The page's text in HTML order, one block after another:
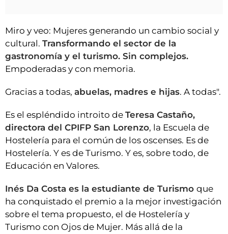
Miro y veo: Mujeres generando un cambio social y
cultural. Transformando el sector de la
gastronomía y el turismo. Sin complejos.
Empoderadas y con memoria.
Gracias a todas, abuelas, madres e hijas. A todas".
Es el espléndido introito de Teresa Castaño,
directora del CPIFP San Lorenzo, la Escuela de
Hostelería para el común de los oscenses. Es de
Hostelería. Y es de Turismo. Y es, sobre todo, de
Educación en Valores.
Inés Da Costa es la estudiante de Turismo que
ha conquistado el premio a la mejor investigación
sobre el tema propuesto, el de Hostelería y
Turismo con Ojos de Mujer. Más allá de la